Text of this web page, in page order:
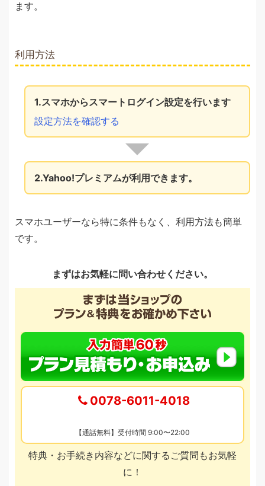
ます。
利用方法
1.スマホからスマートログイン設定を行います
設定方法を確認する
2.Yahoo!プレミアムが利用できます。
スマホユーザーなら特に条件もなく、利用方法も簡単
です。
まずはお気軽に問い合わせください。
0078-6011-4018
【通話無料】受付時間 9:00〜22:00
特典・お手続き内容などに関するご質問もお気軽
に！